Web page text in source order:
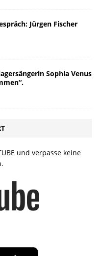
Jürgen Fischer
Sophia Venus
und verpasse keine